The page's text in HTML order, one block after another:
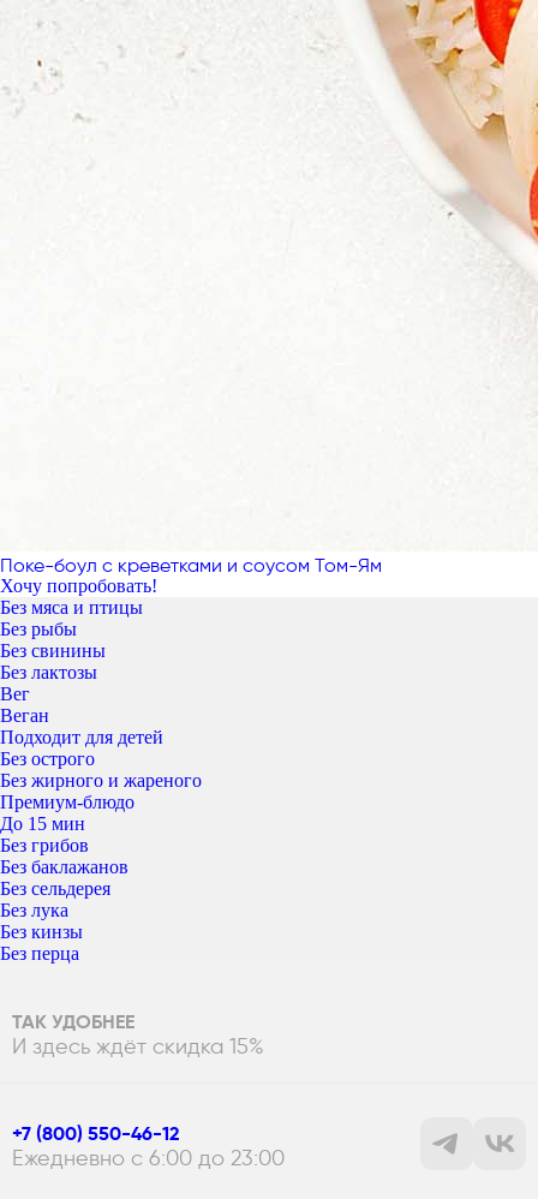
Поке-боул с креветками и соусом Том-Ям
Хочу попробовать!
Без мяса и птицы
Без рыбы
Без свинины
Без лактозы
Вег
Веган
Подходит для детей
Без острого
Без жирного и жареного
Премиум-блюдо
До 15 мин
Без грибов
Без баклажанов
Без сельдерея
Без лука
Без кинзы
Без перца
ТАК УДОБНЕЕ
И здесь ждёт скидка 15%
+7 (800) 550-46-12
Ежедневно с 6:00 до 23:00